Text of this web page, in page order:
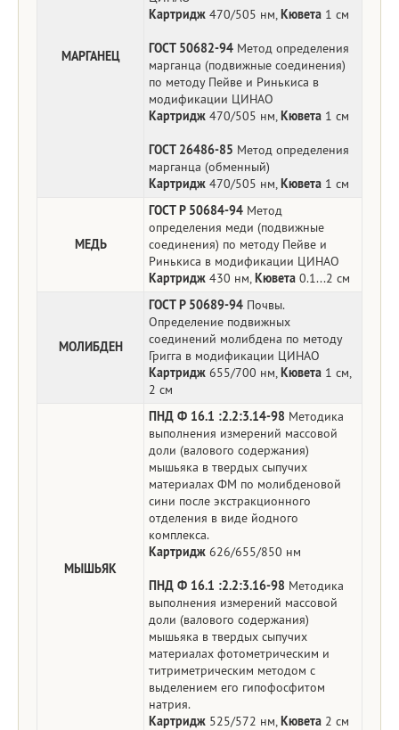
МАРГАНЕЦ
Картридж 470/505 нм,Кювета 1 см
ГОСТ 50682-94 Метод определения
марганца (подвижные соединения)
по методу Пейве и Ринькиса в
модификации ЦИНАО
Картридж 470/505 нм,Кювета 1 см
ГОСТ 26486-85 Метод определения
марганца (обменный)
Картридж 470/505 нм,Кювета 1 см
МЕДЬ
ГОСТ Р 50684-94 Метод
определения меди (подвижные
соединения) по методу Пейве и
Ринькиса в модификации ЦИНАО
Картридж 430 нм,Кювета 0.1...2 см
МОЛИБДЕН
ГОСТ Р 50689-94 Почвы.
Определение подвижных
соединений молибдена по методу
Григга в модификации ЦИНАО
Картридж 655/700 нм,Кювета 1 см,
2 см
МЫШЬЯК
ПНД Ф 16.1 :2.2:3.14-98 Методика
выполнения измерений массовой
доли (валового содержания)
мышьяка в твердых сыпучих
материалах ФМ по молибденовой
сини после экстракционного
отделения в виде йодного
комплекса.
Картридж 626/655/850 нм
ПНД Ф 16.1 :2.2:3.16-98 Методика
выполнения измерений массовой
доли (валового содержания)
мышьяка в твердых сыпучих
материалах фотометрическим и
титриметрическим методом с
выделением его гипофосфитом
натрия.
Картридж 525/572 нм,Кювета 2 см